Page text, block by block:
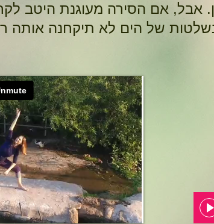
אבל, אם הסירה מעוגנת היטב
של הים לא תיקחנה אותה